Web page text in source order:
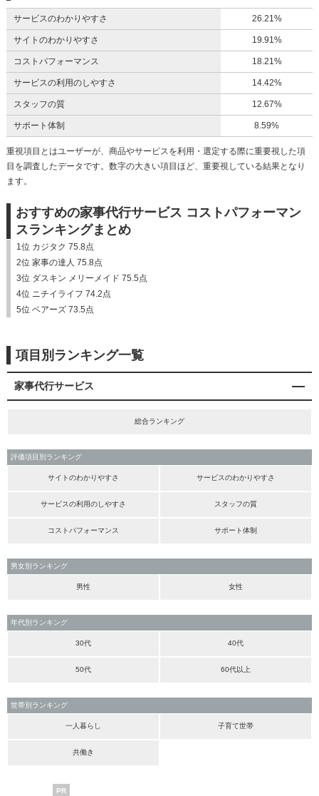
サービスのわかりやすさ 26.21%
サイトのわかりやすさ 19.91%
コストパフォーマンス 18.21%
サービスの利用のしやすさ 14.42%
スタッフの質 12.67%
サポート体制 8.59%
重視項目とはユーザーが、商品やサービスを利用・選定する際に重要視した項
目を調査したデータです。数字の大きい項目ほど、重要視している結果となり
ます。
おすすめの家事代行サービス コストパフォーマン
スランキングまとめ
1位 カジタク 75.8点
2位 家事の達人 75.8点
3位 ダスキン メリーメイド 75.5点
4位 ニチイライフ 74.2点
5位 ベアーズ 73.5点
項目別ランキング一覧
家事代行サービス
総合ランキング
評価項目別ランキング
サイトのわかりやすさ サービスのわかりやすさ
サービスの利用のしやすさ スタッフの質
コストパフォーマンス サポート体制
男女別ランキング
男性 女性
年代別ランキング
30代 40代
50代 60代以上
世帯別ランキング
一人暮らし 子育て世帯
共働き
PR